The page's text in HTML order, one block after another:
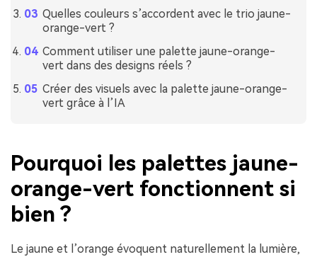
Quelles couleurs s’accordent avec le trio jaune-
orange-vert ?
Comment utiliser une palette jaune-orange-
vert dans des designs réels ?
Créer des visuels avec la palette jaune-orange-
vert grâce à l’IA
Pourquoi les palettes jaune-
orange-vert fonctionnent si
bien ?
Le jaune et l’orange évoquent naturellement la lumière,